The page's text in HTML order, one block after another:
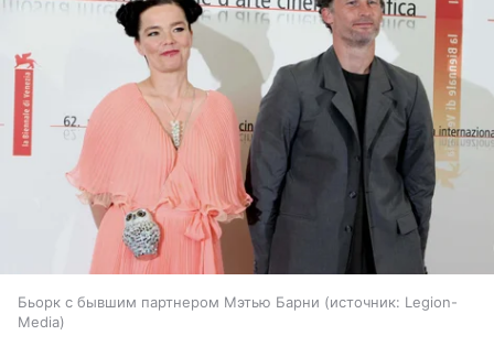
Бьорк с бывшим партнером Мэтью Барни источник: Legion-
Media